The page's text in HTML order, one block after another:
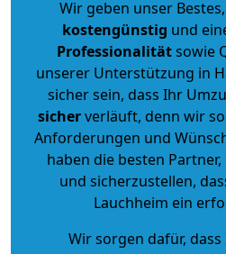
Wir geben unser
kostengünstig und
Professionalitätsowie
unserer Unterstützung in
sicher sein, dass Ihr
sicherverläuft, denn wir
Anforderungen und
haben die besten
und sicherzustellen,
Lauchheim ein
Wir sorgen dafür,